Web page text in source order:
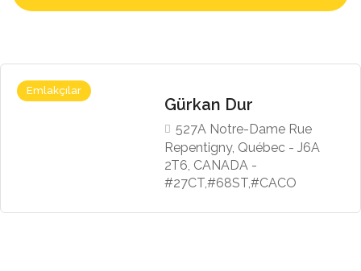
Emlakçılar
Gürkan Dur
527A Notre-Dame Rue
Repentigny, Québec - J6A
2T6, CANADA -
#27CT,#68ST,#CACO